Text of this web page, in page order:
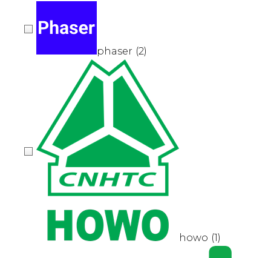
phaser (2)
howo (1)